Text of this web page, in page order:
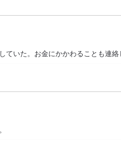
いた。お金にかかわることも連絡